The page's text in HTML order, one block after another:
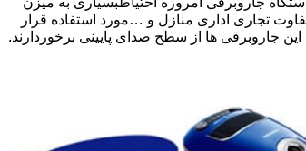
تجاری اداری منازل و …مورد استفاده قرار